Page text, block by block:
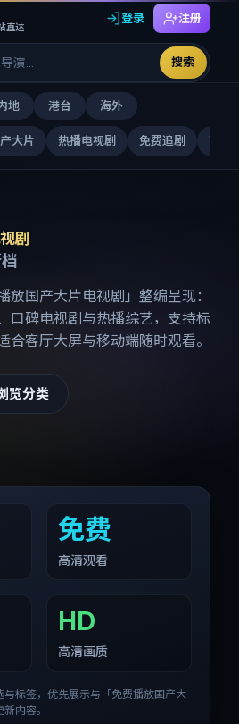
直达
搜索
登录 注册
地 港台 海外
大片 热播电视剧 免费追剧 高清
剧
放国产大片电视剧 」整编呈现：
口碑电视剧与热播综艺，支持标
合客厅大屏与移动端随时观看。
览分类
免费
高清观看
HD
高清画质
标签，优先展示与「免费播放国产大
内容。